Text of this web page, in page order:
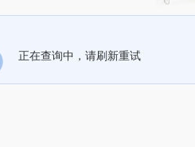
正在查询中，请刷新重试